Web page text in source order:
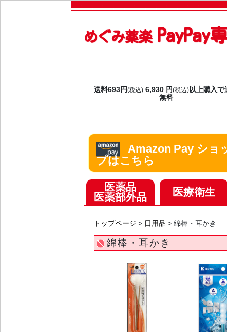
めぐみ薬楽 PayPay
送料693円(税込)6,930 円(税込)以上購入で
無料
Amazon Pay ショ
プはこちら
医薬品
医薬部外品
医療衛生
トップページ > 日用品 > 綿棒・耳かき
綿棒・耳かき